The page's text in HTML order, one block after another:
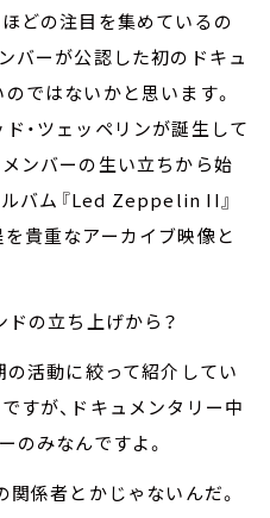
どの注目を集めているの
バーが公認した初のドキュ
ではないかと思います。
・ツェッペリンが誕生して
ンバーの生い立ちから始
バム『Led Zeppelin II』
貴重なアーカイブ映像と
ドの立ち上げから？
の活動に絞って紹介してい
すが、ドキュメンタリー中
のみなんですよ。
関係者とかじゃないんだ。